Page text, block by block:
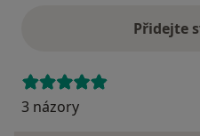
Přidejte
3 názory